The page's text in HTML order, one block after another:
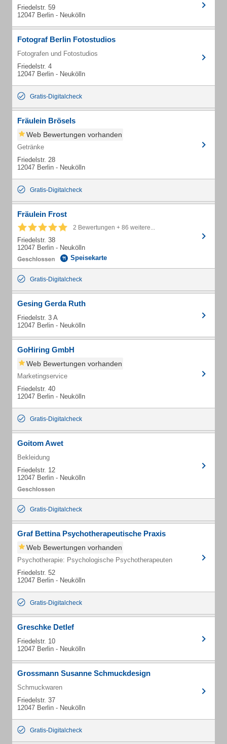
Friedelstr. 59
12047 Berlin - Neukölln
Fotograf Berlin Fotostudios
Fotografen und Fotostudios
Friedelstr. 4
12047 Berlin - Neukölln
Gratis-Digitalcheck
Fräulein Brösels
Web Bewertungen vorhanden
Getränke
Friedelstr. 28
12047 Berlin - Neukölln
Gratis-Digitalcheck
Fräulein Frost
2 Bewertungen + 86 weitere...
Friedelstr. 38
12047 Berlin - Neukölln
Speisekarte
Gratis-Digitalcheck
Gesing Gerda Ruth
Friedelstr. 3 A
12047 Berlin - Neukölln
GoHiring GmbH
Web Bewertungen vorhanden
Marketingservice
Friedelstr. 40
12047 Berlin - Neukölln
Gratis-Digitalcheck
Goitom Awet
Bekleidung
Friedelstr. 12
12047 Berlin - Neukölln
Gratis-Digitalcheck
Graf Bettina Psychotherapeutische Praxis
Web Bewertungen vorhanden
Psychotherapie: Psychologische Psychotherapeuten
Friedelstr. 52
12047 Berlin - Neukölln
Gratis-Digitalcheck
Greschke Detlef
Friedelstr. 10
12047 Berlin - Neukölln
Grossmann Susanne Schmuckdesign
Schmuckwaren
Friedelstr. 37
12047 Berlin - Neukölln
Gratis-Digitalcheck